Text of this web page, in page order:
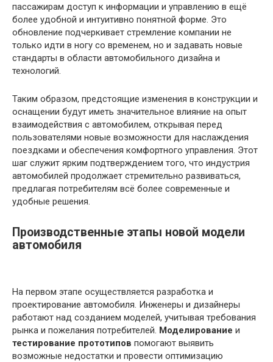
пассажирам доступ к информации и управлению в ещё
более удобной и интуитивно понятной форме. Это
обновление подчеркивает стремление компании не
только идти в ногу со временем, но и задавать новые
стандарты в области автомобильного дизайна и
технологий.
Таким образом, предстоящие изменения в конструкции и
оснащении будут иметь значительное влияние на опыт
взаимодействия с автомобилем, открывая перед
пользователями новые возможности для наслаждения
поездками и обеспечения комфортного управления. Этот
шаг служит ярким подтверждением того, что индустрия
автомобилей продолжает стремительно развиваться,
предлагая потребителям всё более современные и
удобные решения.
Производственные этапы новой модели
автомобиля
На первом этапе осуществляется разработка и
проектирование автомобиля. Инженеры и дизайнеры
работают над созданием моделей, учитывая требования
рынка и пожелания потребителей. Моделирование и
тестирование прототипов помогают выявить
возможные недостатки и провести оптимизацию